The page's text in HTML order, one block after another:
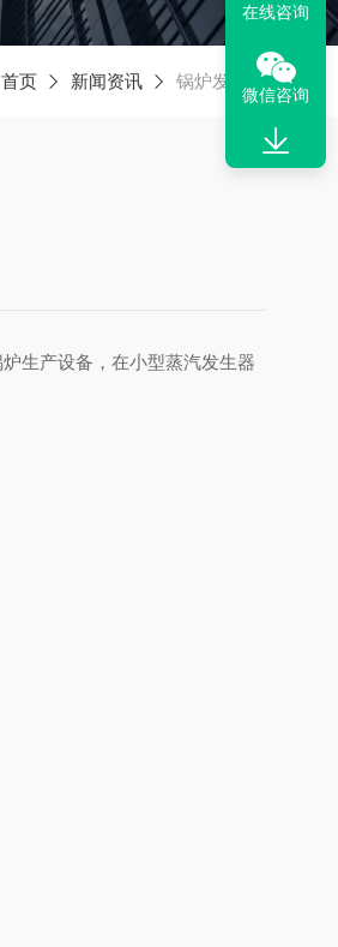
首页 新闻资讯 锅炉发货啦
生产设备，在小型蒸汽发生器
在线咨询
微信咨询